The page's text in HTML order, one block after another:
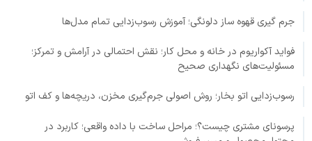
جرم گیری قهوه ساز دلونگی؛ آموزش رسوب‌زدایی تمام مدل‌ها
فواید آکواریوم در خانه و محل کار؛ نقش احتمالی در آرامش و تمرکز؛
مسئولیت‌های نگهداری صحیح
رسوب‌زدایی اتو بخار؛ روش اصولی جرم‌گیری مخزن، دریچه‌ها و کف اتو
پرسونای مشتری چیست؟؛ مراحل ساخت با داده واقعی؛ کاربرد در